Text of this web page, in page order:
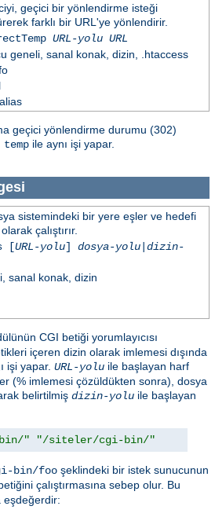
geçici bir yönlendirme isteği
farklı bir URL'ye yönlendirir.
URL-yolu URL
geneli, sanal konak, dizin, .htaccess
geçici yönlendirme durumu (302)
ile aynı işi yapar.
sistemindeki bir yere eşler ve hedefi
çalıştırır.
[URL-yolu] dosya-yolu| dizin-
sanal konak, dizin
CGI betiği yorumlayıcısı
içeren dizin olarak imlemesi dışında
işi yapar. URL-yolu ile başlayan harf
(% imlemesi çözüldükten sonra), dosya
belirtilmiş dizin-yolu ile başlayan
" "/siteler/cgi-bin/"
bin/foo şeklindeki bir istek sunucunun
çalıştırmasına sebep olur. Bu
eşdeğerdir: